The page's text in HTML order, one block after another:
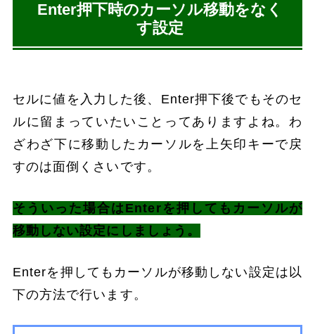
Enter押下時のカーソル移動をなく
す設定
セルに値を入力した後、Enter押下後でもそのセ
ルに留まっていたいことってありますよね。わ
ざわざ下に移動したカーソルを上矢印キーで戻
すのは面倒くさいです。
そういった場合はEnterを押してもカーソルが
移動しない設定にしましょう。
Enterを押してもカーソルが移動しない設定は以
下の方法で行います。